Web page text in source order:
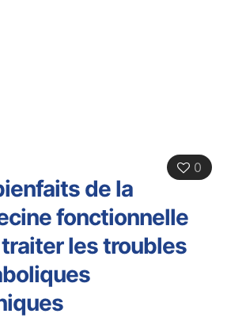
0
de la
fonctionnelle
les troubles